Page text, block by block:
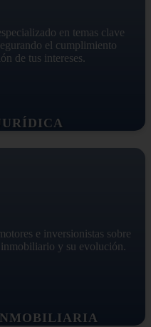
en temas clave
el cumplimiento
de tus intereses.
e inversionistas sobre
y su evolución.